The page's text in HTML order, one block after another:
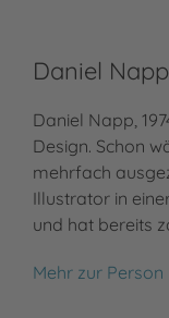
Daniel Napp
Daniel Napp,
Design. Schon
mehrfach
Illustrator in
und hat bereits
Mehr zur Person
Daniel Napp